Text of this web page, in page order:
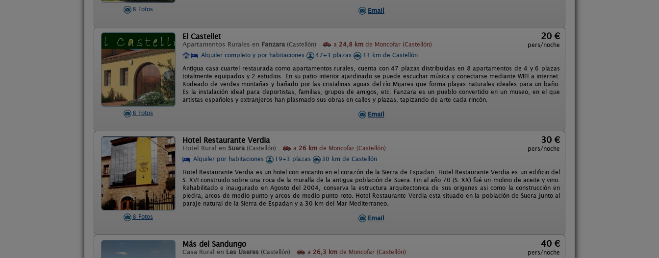
8 Fotos
Email
8 Fotos
El Castellet
Apartamentos Rurales en Fanzara (Castellón) a 24,8 km de Moncofar (Castellón)
20 €
pers/noche
Alquiler completo y por habitaciones
47+3 plazas
33 km de Castellón
Antigua casa cuartel restaurada como apartamentos rurales, cuenta con 47 plazas distribuidas en 8 apartamentos de 4 y 6 plazas
totalmente equipados y 2 estudios. En su patio interior ajardinado se puede escuchar música y conectarse mediante WIFI a internet.
Rodeado de verdes montañas y bañado por las cristalinas aguas del río Mijares que forma playas naturales ideales para un baño.
Es la instalación ideal para deportistas, familias, grupos de amigos, etc. Fanzara es un pueblo convertido en un museo, en el que
artistas españoles y extranjeros han plasmado sus obras en calles y plazas, tapizando de arte cada rincón.
Email
8 Fotos
Hotel Restaurante Verdia
Hotel Rural en Suera (Castellón) a 26 km de Moncofar (Castellón)
30 €
pers/noche
Alquiler por habitaciones
19+3 plazas
30 km de Castellón
Hotel Restaurante Verdia es un hotel con encanto en el corazón de la Sierra de Espadan. Hotel Restaurante Verdia es un edificio del
S. XVI construido sobre una roca de la muralla de la antigua población de Suera. Fin al año 70 (S. XX) fué un molino de aceite y vino.
Rehabilitado e inaugurado en Agosto del 2004, conserva la estructura arquitectonica de sus origenes asi como la construcción en
piedra, arcos de medio punto y arcos de medio punto roto. Hotel Restaurante Verdia esta situado en la población de Suera junto al
paraje natural de la Sierra de Espadan y a 30 km del Mar Mediterraneo.
Email
Más del Sandungo
Casa Rural en Les Useres (Castellón) a 26,3 km de Moncofar (Castellón)
40 €
pers/noche